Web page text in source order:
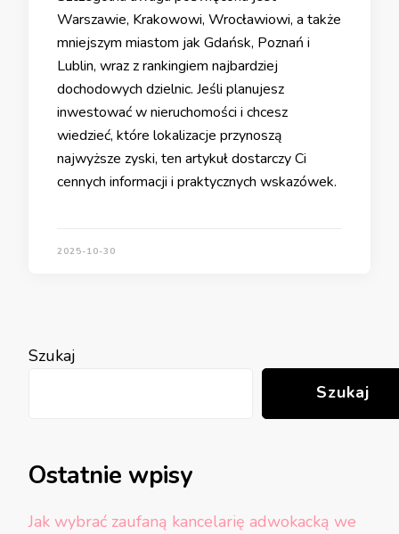
Warszawie, Krakowowi, Wrocławiowi, a także
mniejszym miastom jak Gdańsk, Poznań i
Lublin, wraz z rankingiem najbardziej
dochodowych dzielnic. Jeśli planujesz
inwestować w nieruchomości i chcesz
wiedzieć, które lokalizacje przynoszą
najwyższe zyski, ten artykuł dostarczy Ci
cennych informacji i praktycznych wskazówek.
2025-10-30
Szukaj
Szukaj
Ostatnie wpisy
Jak wybrać zaufaną kancelarię adwokacką we